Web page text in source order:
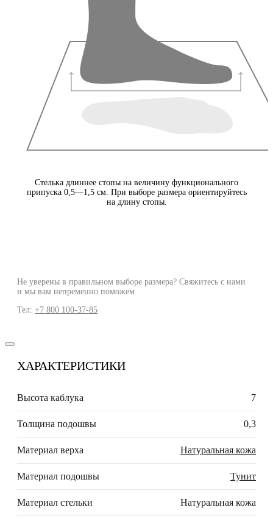
Стелька длиннее стопы на величину функционального
припуска 0,5—1,5 см. При выборе размера ориентируйтесь
на длину стопы.
Не уверены в правильном выборе размера? Свяжитесь с нами
и мы вам непременно поможем
Тел: +7 800 100-37-85
ХАРАКТЕРИСТИКИ
Высота каблука 7
Толщина подошвы 0,3
Материал верха Натуральная кожа
Материал подошвы Тунит
Материал стельки Натуральная кожа